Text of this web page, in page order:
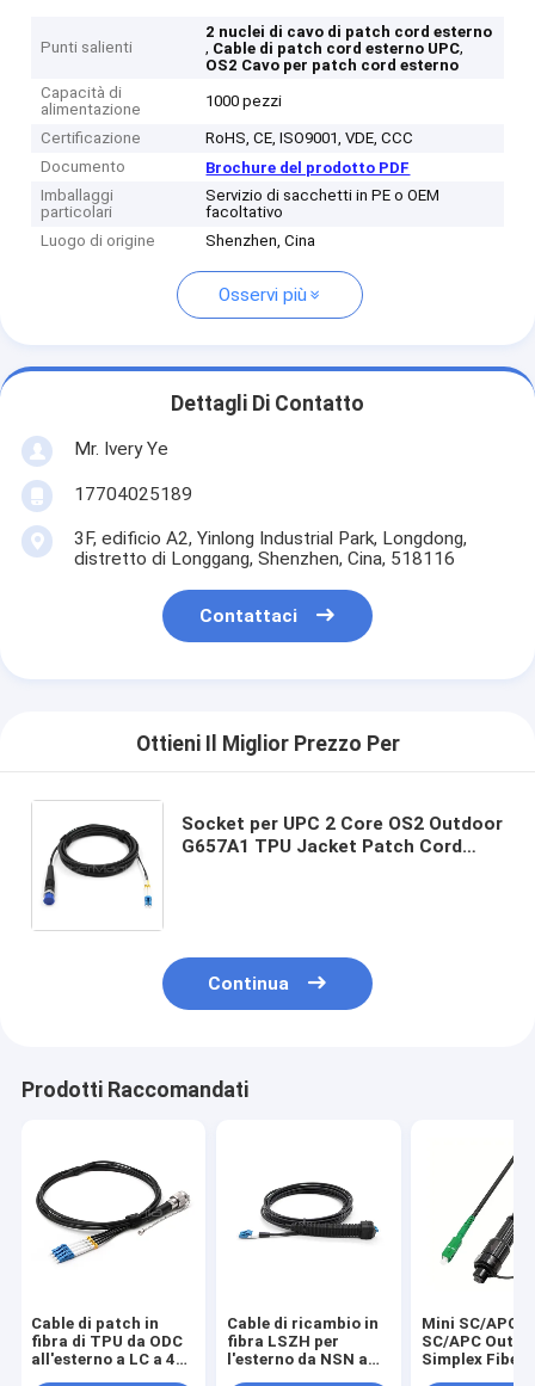
Punti salienti
2 nuclei di cavo di patch cord esterno
, Cable di patch cord esterno UPC,
OS2 Cavo per patch cord esterno
Capacità di
alimentazione
1000 pezzi
Certificazione
RoHS, CE, ISO9001, VDE, CCC
Documento
Brochure del prodotto PDF
Imballaggi
particolari
Servizio di sacchetti in PE o OEM
facoltativo
Luogo di origine
Shenzhen, Cina
Osservi più
Dettagli Di Contatto
Mr. Ivery Ye
17704025189
3F, edificio A2, Yinlong Industrial Park, Longdong,
distretto di Longgang, Shenzhen, Cina, 518116
Contattaci
Ottieni Il Miglior Prezzo Per
Socket per UPC 2 Core OS2 Outdoor
G657A1 TPU Jacket Patch Cord
Continua
Prodotti Raccomandati
Cable di patch in
fibra di TPU da ODC
all'esterno a LC a 4
Cable di ricambio in
fibra LSZH per
l'esterno da NSN a
Mini SC/APC
SC/APC
Simplex Fiber